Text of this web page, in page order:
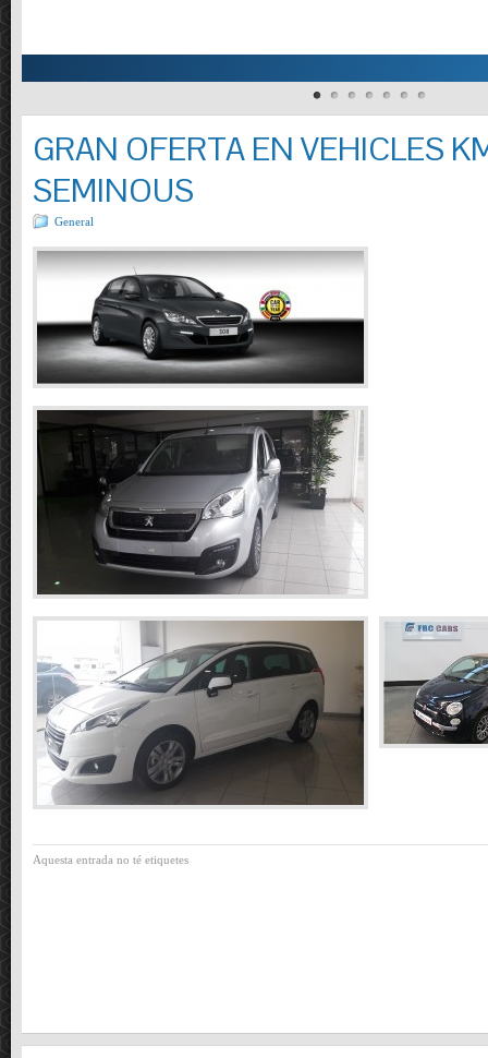
GRAN OFERTA EN VEHICLES
SEMINOUS
General
Aquesta entrada no té etiquetes